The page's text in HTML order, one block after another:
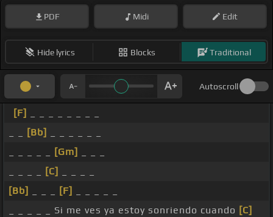
PDF Midi Edit
Hide lyrics Blocks Traditional
Autoscroll
[F]
[Bb]
[Gm]
[C]
[Bb]
[F]
_ _ _ _ _ Si me ves ya estoy sonriendo cuando [C]